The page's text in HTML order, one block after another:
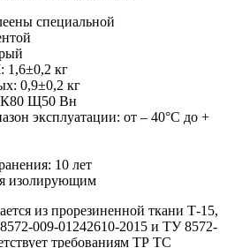
специальной
кг
0,9±0,2 кг
К80 Щ50 Вн
эксплуатации: от – 40°С до +
10 лет
изолирующим
из прорезиненной ткани Т-15,
009-01242610-2015 и ТУ 8572-
требованиям ТР ТС